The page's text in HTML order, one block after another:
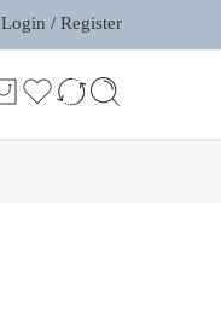
Login / Register